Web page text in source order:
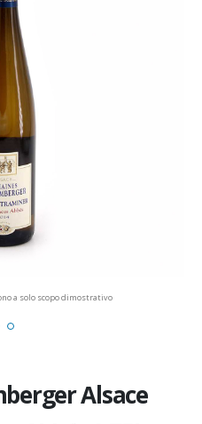
a solo scopo dimostrativo
Alsace